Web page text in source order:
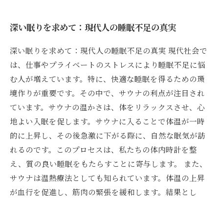
サウナを取り入れて：深い睡眠への新しいアプ
健康的なライフスタイル：サウナと深い睡眠の
関係性
深い眠りを求めて：現代人の睡眠不足の真実
深い眠りを求めて：現代人の睡眠不足の真実 現代社会で
は、仕事やプライベートのストレスにより睡眠不足に悩
む人が増えています。特に、快適な睡眠を得るための環
境作りが重要です。その中で、サウナの利点が注目され
ています。サウナの温かさは、体をリラックスさせ、心
地よい入眠を促します。サウナに入ることで体温が一時
的に上昇し、その後急激に下がる際に、自然な眠気が訪
れるのです。このプロセスは、私たちの体内時計を整
え、質の良い睡眠をもたらすことに寄与します。 また、
サウナは温熱療法としても知られています。体温の上昇
が血行を促進し、筋肉の緊張を緩和します。結果とし